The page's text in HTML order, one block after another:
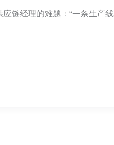
链经理的难题：“一条生产